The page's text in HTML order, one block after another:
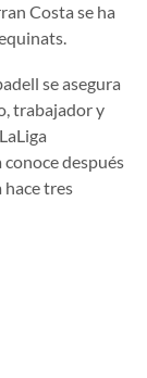
Costa se ha
se asegura
trabajador y
después
hace tres